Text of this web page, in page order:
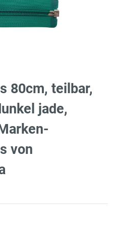
80cm, teilbar,
jade,
von